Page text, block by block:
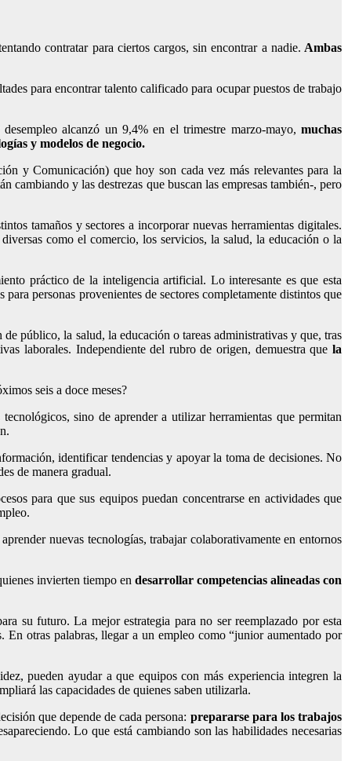
contratar para ciertos cargos, sin encontrar a nadie. Ambas
para encontrar talento calificado para ocupar puestos de trabajo
alcanzó un 9,4% en el trimestre marzo-mayo, muchas
y modelos de negocio.
y Comunicación) que hoy son cada vez más relevantes para la
cambiando y las destrezas que buscan las empresas también-, pero
tamaños y sectores a incorporar nuevas herramientas digitales.
como el comercio, los servicios, la salud, la educación o la
práctico de la inteligencia artificial. Lo interesante es que esta
personas provenientes de sectores completamente distintos que
público, la salud, la educación o tareas administrativas y que, tras
laborales. Independiente del rubro de origen, demuestra que la
seis a doce meses?
sino de aprender a utilizar herramientas que permitan
identificar tendencias y apoyar la toma de decisiones. No
de manera gradual.
para que sus equipos puedan concentrarse en actividades que
nuevas tecnologías, trabajar colaborativamente en entornos
invierten tiempo en desarrollar competencias alineadas con
su futuro. La mejor estrategia para no ser reemplazado por esta
otras palabras, llegar a un empleo como “junior aumentado por
pueden ayudar a que equipos con más experiencia integren la
las capacidades de quienes saben utilizarla.
que depende de cada persona: prepararse para los trabajos
Lo que está cambiando son las habilidades necesarias